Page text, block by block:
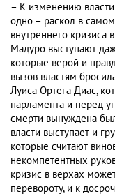
– К изменению
одно – раскол в самом
внутреннего кризиса
Мадуро выступают
которые верой и
вызов властям
Луиса Ортега Диас,
парламента и перед
смерти вынуждена
власти выступает и
которые считают
некомпетентных
кризис в верхах
перевороту, и к